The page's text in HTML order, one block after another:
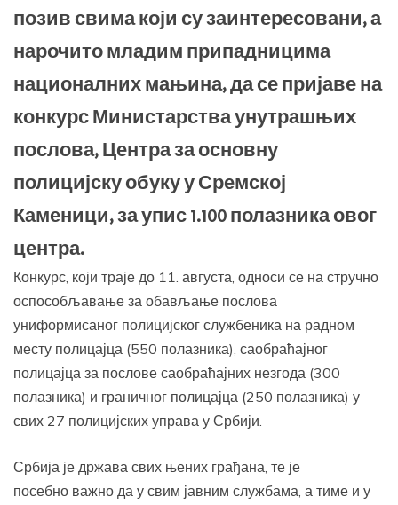
позив свима који су заинтересовани, а
нарочито младим припадницима
националних мањина, да се пријаве на
конкурс Министарства унутрашњих
послова, Центра за основну
полицијску обуку у Сремској
Каменици, за упис 1.100 полазника овог
центра.
Конкурс, који траје до 11. августа, односи се на стручно
оспособљавање за обављање послова
униформисаног полицијског службеника на радном
месту полицајца (550 полазника), саобраћајног
полицајца за послове саобраћајних незгода (300
полазника) и граничног полицајца (250 полазника) у
свих 27 полицијских управа у Србији.
Србија је држава свих њених грађана, те је
посебно важно да у свим јавним службама, а тиме и у